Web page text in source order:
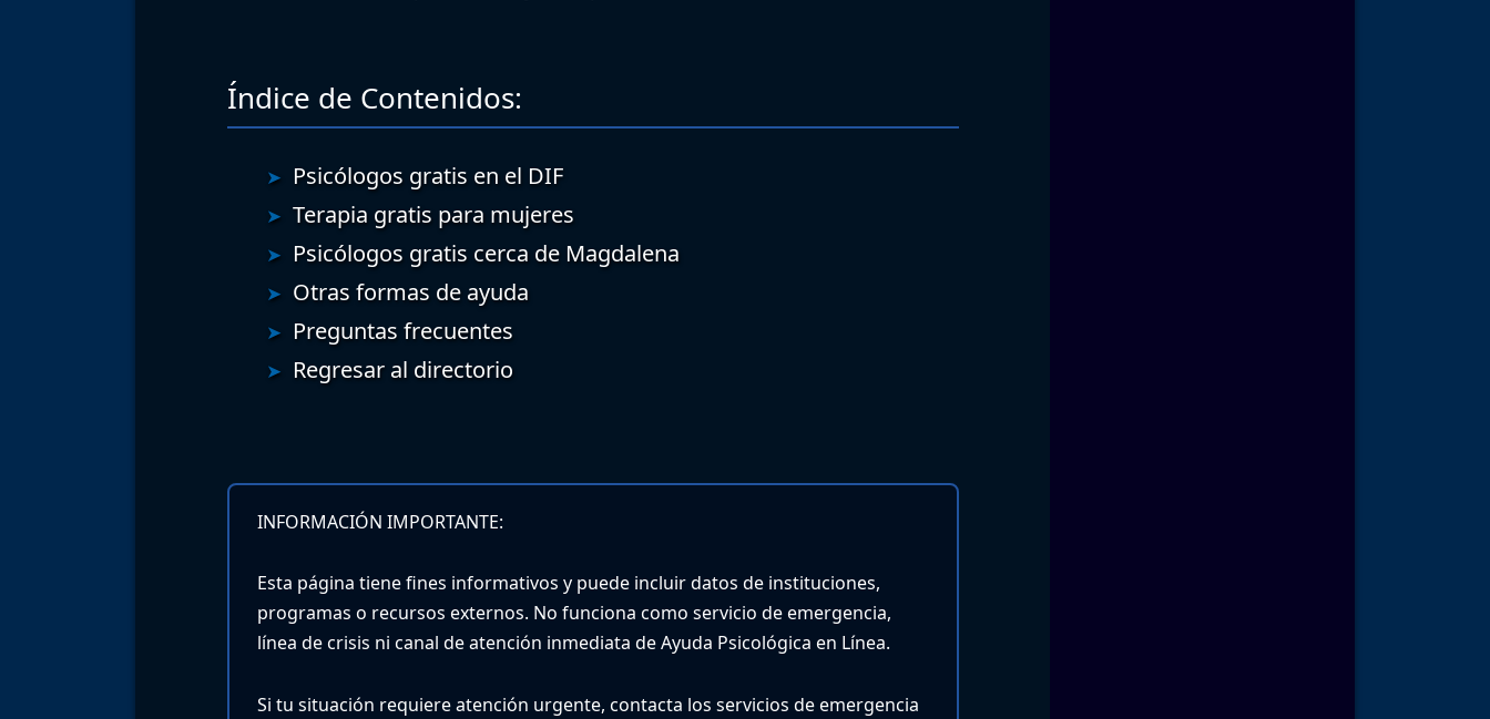
Índice de Contenidos:
Psicólogos gratis en el DIF
Terapia gratis para mujeres
Psicólogos gratis cerca de Magdalena
Otras formas de ayuda
Preguntas frecuentes
Regresar al directorio
INFORMACIÓN IMPORTANTE:
Esta página tiene fines informativos y puede incluir datos de instituciones,
programas o recursos externos. No funciona como servicio de emergencia,
línea de crisis ni canal de atención inmediata de Ayuda Psicológica en Línea.
Si tu situación requiere atención urgente, contacta los servicios de emergencia